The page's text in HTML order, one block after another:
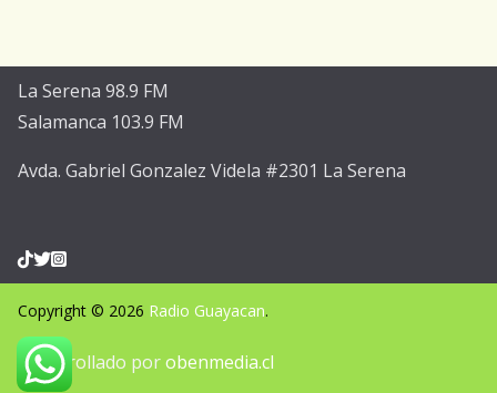
La Serena 98.9 FM
Salamanca 103.9 FM
Avda. Gabriel Gonzalez Videla #2301 La Serena
Copyright © 2026 Radio Guayacan.
Desarrollado porobenmedia.cl